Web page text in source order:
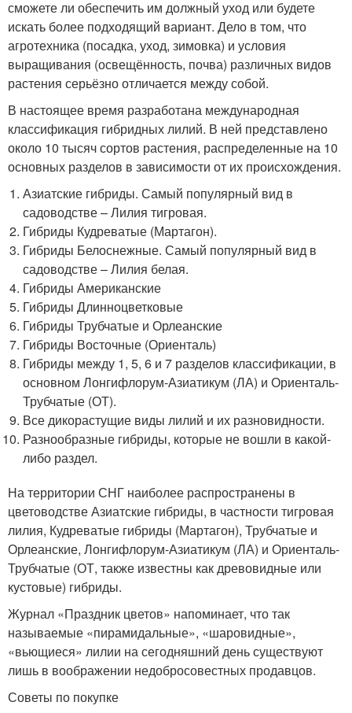
сможете ли обеспечить им должный уход или будете
искать более подходящий вариант. Дело в том, что
агротехника (посадка, уход, зимовка) и условия
выращивания (освещённость, почва) различных видов
растения серьёзно отличается между собой.
В настоящее время разработана международная
классификация гибридных лилий. В ней представлено
около 10 тысяч сортов растения, распределенные на 10
основных разделов в зависимости от их происхождения.
Азиатские гибриды. Самый популярный вид в
садоводстве – Лилия тигровая.
Гибриды Кудреватые (Мартагон).
Гибриды Белоснежные. Самый популярный вид в
садоводстве – Лилия белая.
Гибриды Американские
Гибриды Длинноцветковые
Гибриды Трубчатые и Орлеанские
Гибриды Восточные (Ориенталь)
Гибриды между 1, 5, 6 и 7 разделов классификации, в
основном Лонгифлорум-Азиатикум (ЛА) и Ориенталь-
Трубчатые (ОТ).
Все дикорастущие виды лилий и их разновидности.
Разнообразные гибриды, которые не вошли в какой-
либо раздел.
На территории СНГ наиболее распространены в
цветоводстве Азиатские гибриды, в частности тигровая
лилия, Кудреватые гибриды (Мартагон), Трубчатые и
Орлеанские, Лонгифлорум-Азиатикум (ЛА) и Ориенталь-
Трубчатые (ОТ, также известны как древовидные или
кустовые) гибриды.
Журнал «Праздник цветов» напоминает, что так
называемые «пирамидальные», «шаровидные»,
«вьющиеся» лилии на сегодняшний день существуют
лишь в воображении недобросовестных продавцов.
Советы по покупке